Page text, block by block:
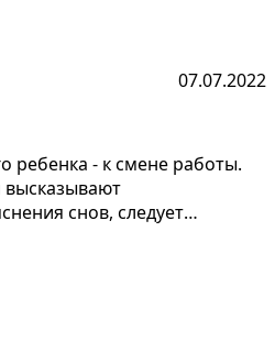
07.07.2022
ребенка - к смене работы.
высказывают
снов, следует